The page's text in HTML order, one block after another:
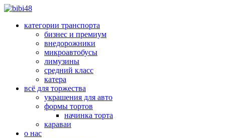
категории транспорта
бизнес и премиум
внедорожники
микроавтобусы
лимузины
средний класс
катера
всё для торжества
украшения для авто
формы тортов
начинка торта
караваи
о нас